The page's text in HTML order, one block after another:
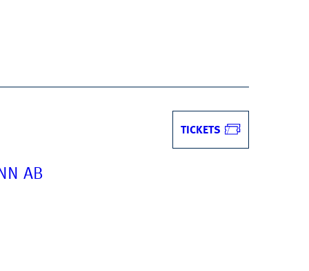
AB
TICKETS